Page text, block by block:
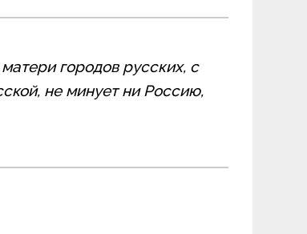
городов русских, с
не минует ни Россию,